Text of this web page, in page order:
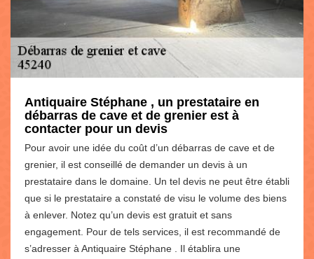
Antiquaire Stéphane , un prestataire en
débarras de cave et de grenier est à
contacter pour un devis
Pour avoir une idée du coût d’un débarras de cave et de
grenier, il est conseillé de demander un devis à un
prestataire dans le domaine. Un tel devis ne peut être établi
que si le prestataire a constaté de visu le volume des biens
à enlever. Notez qu’un devis est gratuit et sans
engagement. Pour de tels services, il est recommandé de
s’adresser à Antiquaire Stéphane . Il établira une